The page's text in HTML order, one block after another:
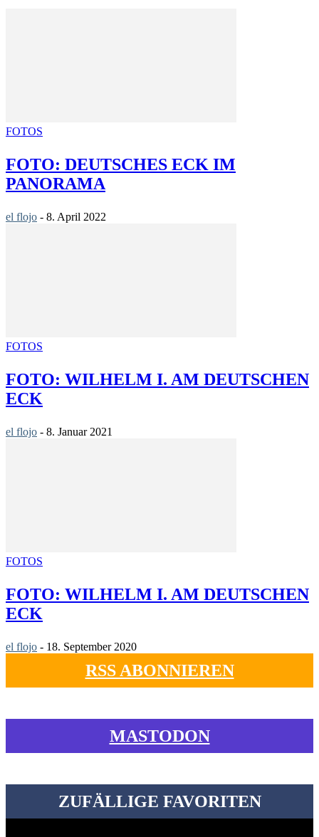
FOTOS
FOTO: DEUTSCHES ECK IM
PANORAMA
el flojo - 8. April 2022
FOTOS
FOTO: WILHELM I. AM DEUTSCHEN
ECK
el flojo - 8. Januar 2021
FOTOS
FOTO: WILHELM I. AM DEUTSCHEN
ECK
el flojo - 18. September 2020
RSS ABONNIEREN
MASTODON
ZUFÄLLIGE FAVORITEN